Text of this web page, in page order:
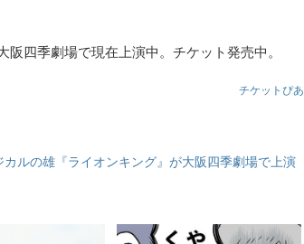
四季劇場で現在上演中。チケット発売中。
チケットぴあ
カルの雄『ライオンキング』が大阪四季劇場で上演